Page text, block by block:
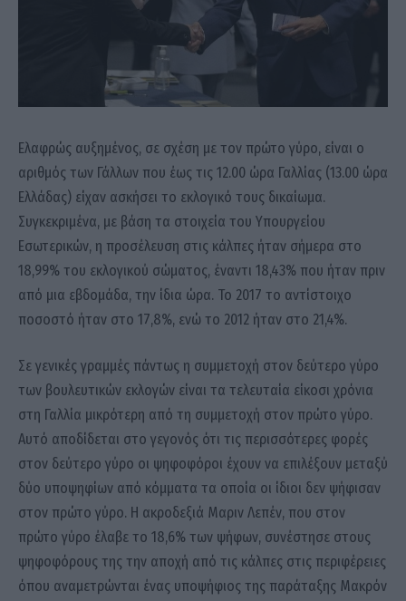
Ελαφρώς αυξημένος, σε σχέση με τον πρώτο γύρο, είναι ο
αριθμός των Γάλλων που έως τις 12.00 ώρα Γαλλίας (13.00 ώρα
Ελλάδας) είχαν ασκήσει το εκλογικό τους δικαίωμα.
Συγκεκριμένα, με βάση τα στοιχεία του Υπουργείου
Εσωτερικών, η προσέλευση στις κάλπες ήταν σήμερα στο
18,99% του εκλογικού σώματος, έναντι 18,43% που ήταν πριν
από μια εβδομάδα, την ίδια ώρα. Το 2017 το αντίστοιχο
ποσοστό ήταν στο 17,8%, ενώ το 2012 ήταν στο 21,4%.
Σε γενικές γραμμές πάντως η συμμετοχή στον δεύτερο γύρο
των βουλευτικών εκλογών είναι τα τελευταία είκοσι χρόνια
στη Γαλλία μικρότερη από τη συμμετοχή στον πρώτο γύρο.
Αυτό αποδίδεται στο γεγονός ότι τις περισσότερες φορές
στον δεύτερο γύρο οι ψηφοφόροι έχουν να επιλέξουν μεταξύ
δύο υποψηφίων από κόμματα τα οποία οι ίδιοι δεν ψήφισαν
στον πρώτο γύρο. Η ακροδεξιά Μαριν Λεπέν, που στον
πρώτο γύρο έλαβε το 18,6% των ψήφων, συνέστησε στους
ψηφοφόρους της την αποχή από τις κάλπες στις περιφέρειες
όπου αναμετρώνται ένας υποψήφιος της παράταξης Μακρόν